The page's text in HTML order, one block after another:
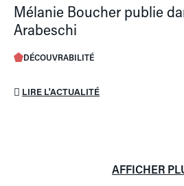
Mélanie Boucher publie
Arabeschi
DÉCOUVRABILITÉ
LIRE L'ACTUALITÉ
AFFICHER